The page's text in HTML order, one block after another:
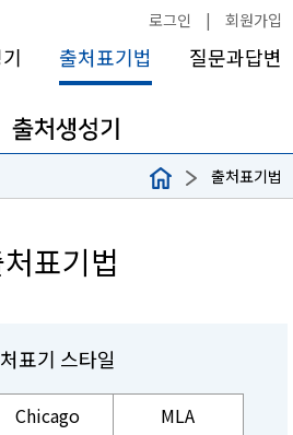
로그인 | 회원가입
출처표기법 질문과답변
출처표기법
표기법
표기 스타일
Chicago
MLA